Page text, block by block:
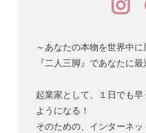
～あなたの本物を世界中に
『二人三脚』であなたに
起業家として、１日でも
ようになる！
そのための、インターネ